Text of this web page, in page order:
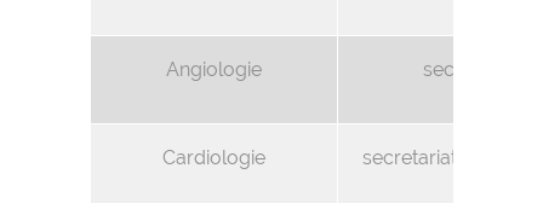
Angiologie
Cardiologie